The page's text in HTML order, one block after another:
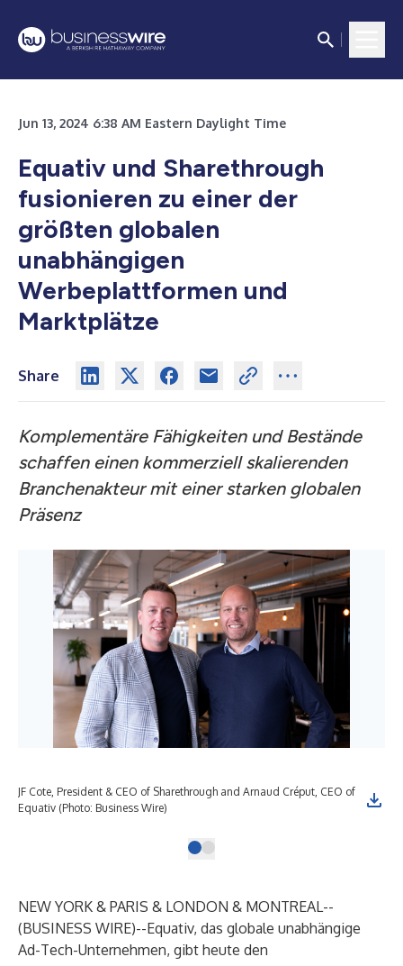
Jun 13, 2024 6:38 AM Eastern Daylight Time
Equativ und Sharethrough
fusionieren zu einer der
größten globalen
unabhängigen
Werbeplattformen und
Marktplätze
Share
Komplementäre Fähigkeiten und Bestände
schaffen einen kommerziell skalierenden
Branchenakteur mit einer starken globalen
Präsenz
JF Cote, President & CEO of Sharethrough and Arnaud Créput, CEO of
Equativ (Photo: Business Wire)
NEW YORK & PARIS & LONDON & MONTREAL--
(BUSINESS WIRE)--Equativ, das globale unabhängige
Ad-Tech-Unternehmen, gibt heute den